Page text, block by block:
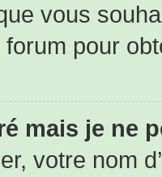
vous
pour
mais je ne
votre nom